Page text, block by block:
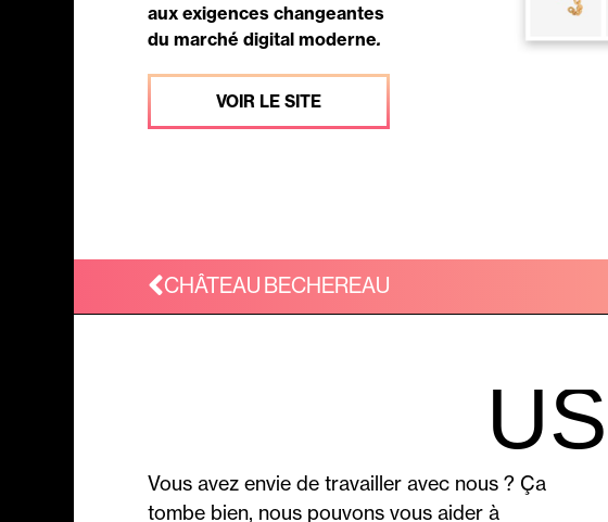
aux exigences changeantes
du marché digital moderne.
VOIR LE SITE
CHÂTEAU BECHEREAU
CONTACT
US
Vous avez envie de travailler avec nous ? Ça
tombe bien, nous pouvons vous aider à